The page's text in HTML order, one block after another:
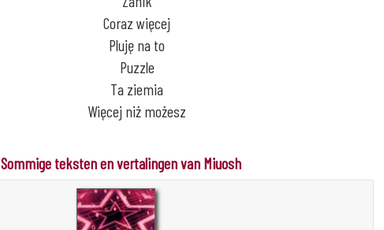
Coraz więcej
Pluję na to
Puzzle
Ta ziemia
Więcej niż możesz
Sommige teksten en vertalingen van Miuosh